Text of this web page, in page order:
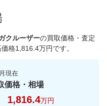
クルーザーの買取価格・査定
価格1,816.4万円です。
現在
価格・相場
1,816.4万円